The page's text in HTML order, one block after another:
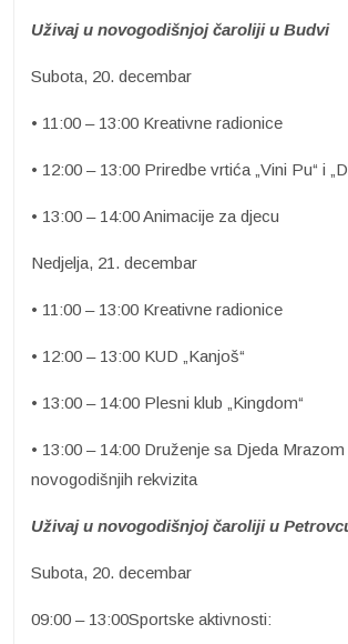
Uživaj u novogodišnjoj čaroliji u Budvi
Subota, 20. decembar
• 11:00 – 13:00 Kreativne radionice
• 12:00 – 13:00 Priredbe vrtića „Vini Pu“ i
• 13:00 – 14:00 Animacije za djecu
Nedjelja, 21. decembar
• 11:00 – 13:00 Kreativne radionice
• 12:00 – 13:00 KUD „Kanjoš“
• 13:00 – 14:00 Plesni klub „Kingdom“
• 13:00 – 14:00 Druženje sa Djeda
novogodišnjih rekvizita
Uživaj u novogodišnjoj čaroliji u
Subota, 20. decembar
09:00 – 13:00Sportske aktivnosti: